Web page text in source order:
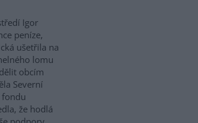
Igor
peníze,
ušetřila na
lomu
obcím
Severní
že hodlá